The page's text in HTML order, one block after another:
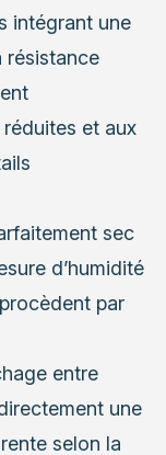
intégrant une
résistance
et aux
sec
d’humidité
par
entre
une
selon la